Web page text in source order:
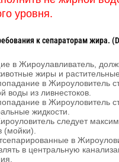
уровня.
к сепараторам жира.
в Жироулавливатель,
жиры и
в Жироуловитель
воды из ливнестоков.
в Жироуловитель
жидкости.
следует
(мойки).
в
в центральную